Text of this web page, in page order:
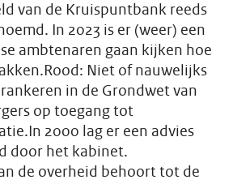
van de Kruispuntbank reeds
In 2023 is er (weer) een
ambtenaren gaan kijken hoe
Niet of nauwelijks
in de Grondwet van
op toegang tot
2000 lag er een advies
door het kabinet.
de overheid behoort tot de